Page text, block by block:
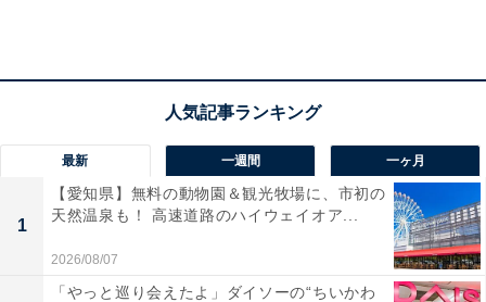
地名の由来は、リオデジャネイロの地形と歴史に由来す
リオデジャネイロ州には「グアナバラ湾」という大西洋
に面した湾があります。世界三大美港の１つに数えられ
るこの湾は、南北方向に31km、東西方向では最も広い場
所で28km、面積400 km²ある大きな入江になっており、
最新 一週間 一ヶ月
1
【愛知県】無料の動物園＆観光牧場に、市初の
天然温泉も！ 高速道路のハイウェイオア...
2026/08/07
「やっと巡り会えたよ」ダイソーの“ちいかわ